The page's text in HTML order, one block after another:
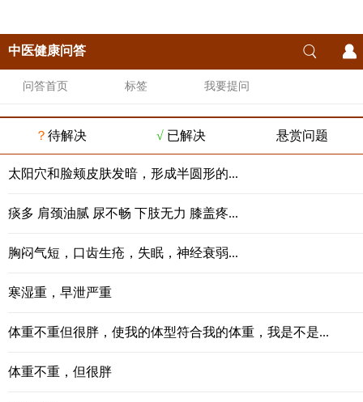
中医健康问答
问答首页 标签 我要提问
？ 待解决 √ 已解决 悬赏问题
太阳穴和脸颊皮肤发暗，形成半圆形的...
痰多 肩颈油腻 尿不畅 下肢无力 膝盖疼...
胸闷气短，口齿生疮，失眠，神经衰弱...
寒湿重，早泄严重
体重不重但很胖，使我的体型符合我的体重，我是不是...
体重不重，但很胖